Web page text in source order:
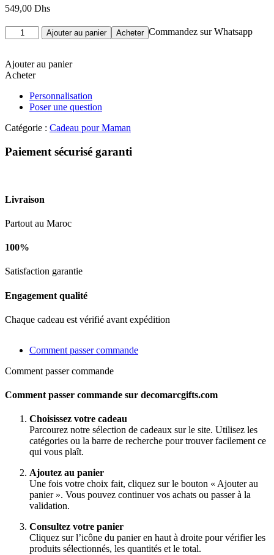
549,00 Dhs
quantité
de
Maternel
PATCHI
Ajouter au panier Acheter Commandez sur Whatsapp
Ajouter au panier
Acheter
Personnalisation
Poser une question
Catégorie : Cadeau pour Maman
Paiement sécurisé garanti
Livraison
Partout au Maroc
100%
Satisfaction garantie
Engagement qualité
Chaque cadeau est vérifié avant expédition
Comment passer commande
Comment passer commande
Comment passer commande sur decomarcgifts.com
Choisissez votre cadeau
Parcourez notre sélection de cadeaux sur le site. Utilisez les
catégories ou la barre de recherche pour trouver facilement ce
qui vous plaît.
Ajoutez au panier
Une fois votre choix fait, cliquez sur le bouton « Ajouter au
panier ». Vous pouvez continuer vos achats ou passer à la
validation.
Consultez votre panier
Cliquez sur l’icône du panier en haut à droite pour vérifier les
produits sélectionnés, les quantités et le total.